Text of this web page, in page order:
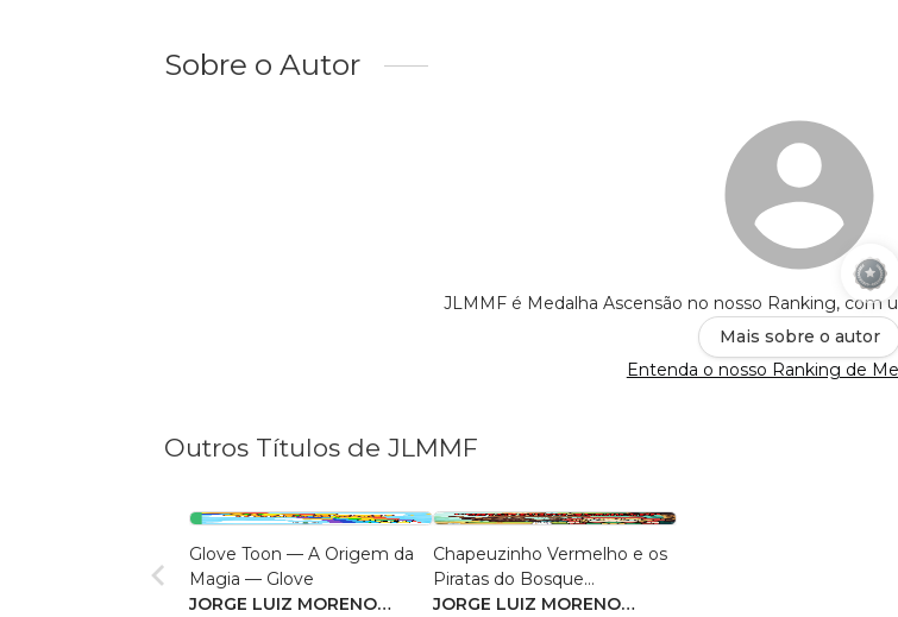
Sobre o Autor
JLMMF é Medalha Ascensão no nosso Ranking, com
Mais sobre o autor
Entenda o nosso Ranking de
Outros Títulos de JLMMF
Glove Toon — A Origem da
Magia — Glove
JORGE LUIZ MORENO
Chapeuzinho Vermelho e os
Piratas do Bosque
Encantado
JORGE LUIZ MORENO